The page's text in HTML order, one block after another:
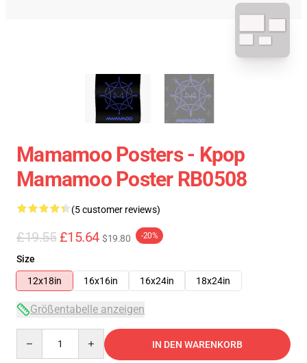
Mamamoo Posters - Kpop
Mamamoo Poster RB0508
(5 customer reviews)
£19.55 £15.64 $19.80 -20%
Size
12x18in
16x16in 16x24in 18x24in
Größentabelle anzeigen
IN DEN WARENKORB